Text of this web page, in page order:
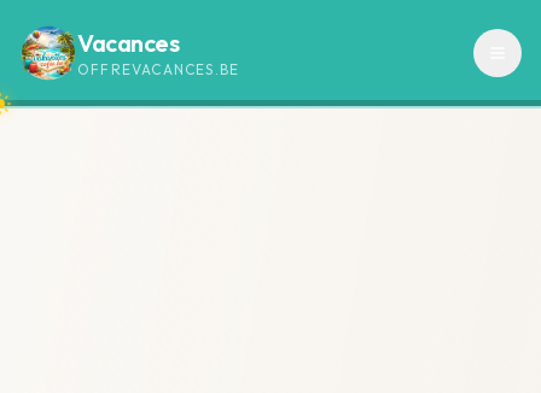
Vacances
OFFREVACANCES.BE